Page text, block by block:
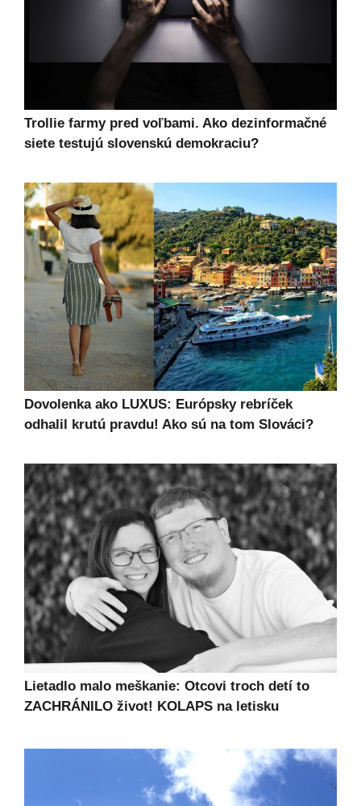
Trollie farmy pred voľbami. Ako dezinformačné
siete testujú slovenskú demokraciu?
Dovolenka ako LUXUS: Európsky rebríček
odhalil krutú pravdu! Ako sú na tom Slováci?
Lietadlo malo meškanie: Otcovi troch detí to
ZACHRÁNILO život! KOLAPS na letisku